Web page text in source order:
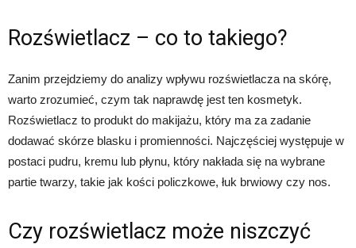
Rozświetlacz – co to takiego?
Zanim przejdziemy do analizy wpływu rozświetlacza na skórę,
warto zrozumieć, czym tak naprawdę jest ten kosmetyk.
Rozświetlacz to produkt do makijażu, który ma za zadanie
dodawać skórze blasku i promienności. Najczęściej występuje w
postaci pudru, kremu lub płynu, który nakłada się na wybrane
partie twarzy, takie jak kości policzkowe, łuk brwiowy czy nos.
Czy rozświetlacz może niszczyć